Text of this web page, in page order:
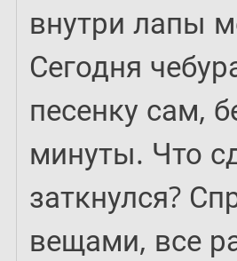
внутри лапы
Сегодня
песенку сам,
минуты. Что
заткнулся?
вещами, все